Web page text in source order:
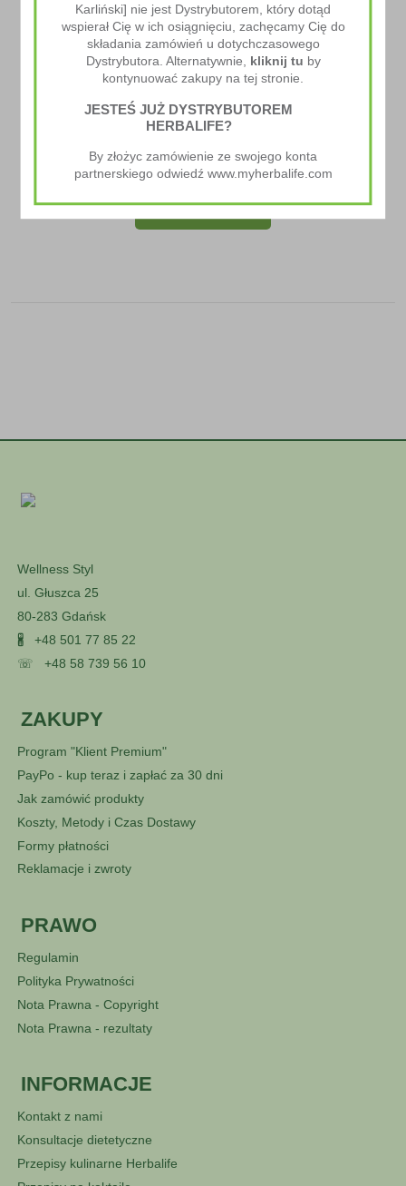
Napój Błonnikowy
159.00zł
Wellness Styl
ul. Głuszca 25
80-283 Gdańsk
🖁 +48 501 77 85 22
☏ +48 58 739 56 10
ZAKUPY
Program "Klient Premium"
PayPo - kup teraz i zapłać za 30 dni
Jak zamówić produkty
Koszty, Metody i Czas Dostawy
Formy płatności
Reklamacje i zwroty
PRAWO
Regulamin
Polityka Prywatności
Nota Prawna - Copyright
Nota Prawna - rezultaty
INFORMACJE
Kontakt z nami
Konsultacje dietetyczne
Przepisy kulinarne Herbalife
Karliński] nie jest Dystrybutorem, który dotąd
wspierał Cię w ich osiągnięciu, zachęcamy Cię do
składania zamówień u dotychczasowego
Dystrybutora. Alternatywnie, kliknij tu by
kontynuować zakupy na tej stronie.
JESTEŚ JUŻ DYSTRYBUTOREM
HERBALIFE?
By złożyc zamówienie ze swojego konta
partnerskiego odwiedź www.myherbalife.com